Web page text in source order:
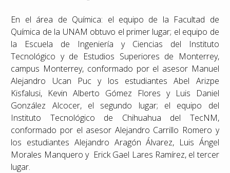
En el área de Química: el equipo de la Facultad de
Química de la UNAM obtuvo el primer lugar; el equipo de
la Escuela de Ingeniería y Ciencias del Instituto
Tecnológico y de Estudios Superiores de Monterrey,
campus Monterrey, conformado por el asesor Manuel
Alejandro Ucan Puc y los estudiantes Abel Arizpe
Kisfalusi, Kevin Alberto Gómez Flores y Luis Daniel
González Alcocer, el segundo lugar; el equipo del
Instituto Tecnológico de Chihuahua del TecNM,
conformado por el asesor Alejandro Carrillo Romero y
los estudiantes Alejandro Aragón Álvarez, Luis Ángel
Morales Manquero y Erick Gael Lares Ramírez, el tercer
lugar.